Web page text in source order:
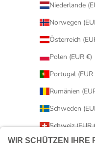
Niederlande
Norwegen
Österreich
Polen (EUR €)
Portugal (EUR
Rumänien
Schweden
Schweiz (EUR
Serbien (EUR